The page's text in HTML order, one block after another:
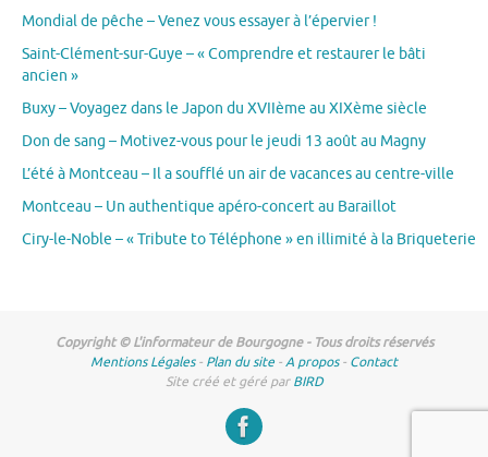
Mondial de pêche – Venez vous essayer à l’épervier !
Saint-Clément-sur-Guye – « Comprendre et restaurer le bâti
ancien »
Buxy – Voyagez dans le Japon du XVIIème au XIXème siècle
Don de sang – Motivez-vous pour le jeudi 13 août au Magny
L’été à Montceau – Il a soufflé un air de vacances au centre-ville
Montceau – Un authentique apéro-concert au Baraillot
Ciry-le-Noble – « Tribute to Téléphone » en illimité à la Briqueterie
Copyright © L'informateur de Bourgogne - Tous droits réservés
Mentions Légales- Plan du site -A propos- Contact
Site créé et géré parBIRD